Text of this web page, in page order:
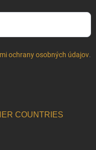
ochrany osobných údajov.
COUNTRIES